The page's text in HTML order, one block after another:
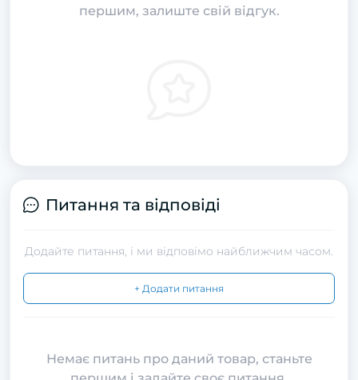
першим, залиште свій відгук.
Питання та відповіді
Додайте питання, і ми відповімо найближчим часом.
+ Додати питання
Немає питань про даний товар, станьте